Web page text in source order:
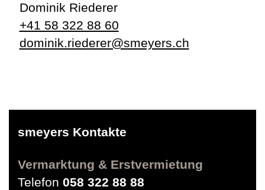
Dominik Riederer
+41 58 322 88 60
dominik.riederer@smeyers.ch
smeyers Kontakte
Vermarktung & Erstvermietung
Telefon 058 322 88 88